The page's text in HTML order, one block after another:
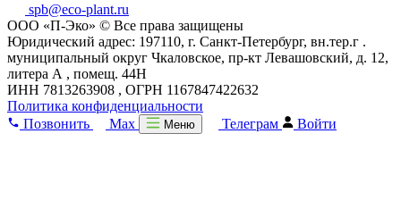
spb@eco-plant.ru
ООО «П-Эко» © Все права защищены
Юридический адрес: 197110, г. Санкт-Петербург, вн.тер.г .
муниципальный округ Чкаловское, пр-кт Левашовский, д. 12,
литера А , помещ. 44Н
ИНН 7813263908 , ОГРН 1167847422632
Политика конфиденциальности
Позвонить
Max Меню Телеграм Войти